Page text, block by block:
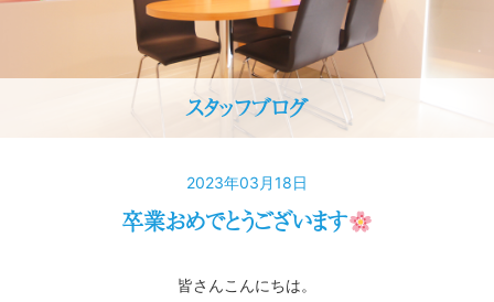
スタッフブログ
2023年03月18日
卒業おめでとうございます
皆さんこんにちは。